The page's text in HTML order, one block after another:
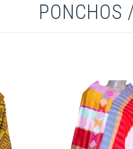
PONCHOS